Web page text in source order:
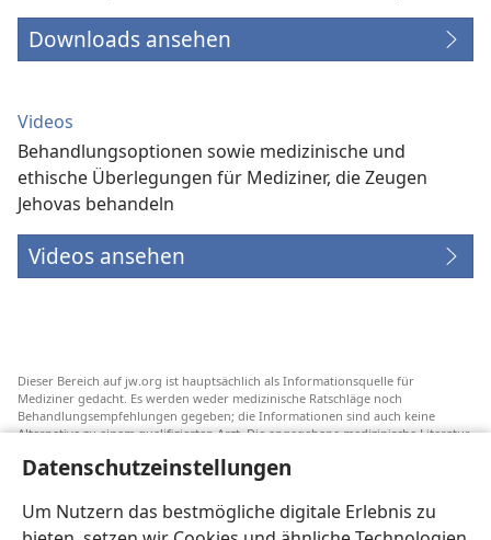
Datenschutzeinstellungen
Um Nutzern das bestmögliche digitale Erlebnis zu
Downloads ansehen
Videos
Behandlungsoptionen sowie medizinische und
ethische Überlegungen für Mediziner, die Zeugen
Jehovas behandeln
Videos ansehen
Dieser Bereich auf jw.org ist hauptsächlich als Informationsquelle für
Mediziner gedacht. Es werden weder medizinische Ratschläge noch
Behandlungsempfehlungen gegeben; die Informationen sind auch keine
Alternative zu einem qualifizierten Arzt. Die angegebene medizinische Literatur
Transfusionsalternativen hin, die in Erwägung gezogen werden können. Jeder
Mediziner steht selbst in der Pflicht, seinen Informationsstand aktuell zu
halten, verschiedene Behandlungsmethoden abzuwägen und Patienten dabei
zu helfen, eine Behandlung entsprechend ihrer Gesundheit und gemäß ihren